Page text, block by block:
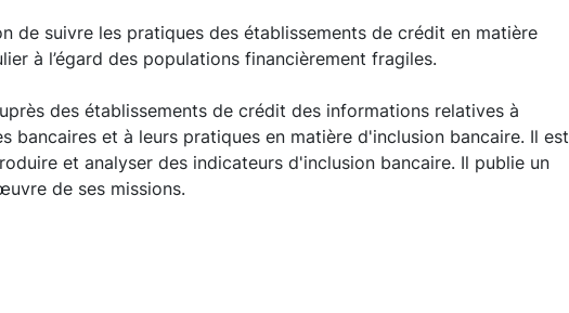
de suivre les pratiques des établissements de crédit en matière
à l’égard des populations financièrement fragiles.
des établissements de crédit des informations relatives à
bancaires et à leurs pratiques en matière d'inclusion bancaire. Il est
et analyser des indicateurs d'inclusion bancaire. Il publie un
de ses missions.